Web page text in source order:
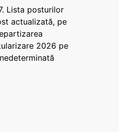
Lista posturilor
actualizată, pe
2026 pe